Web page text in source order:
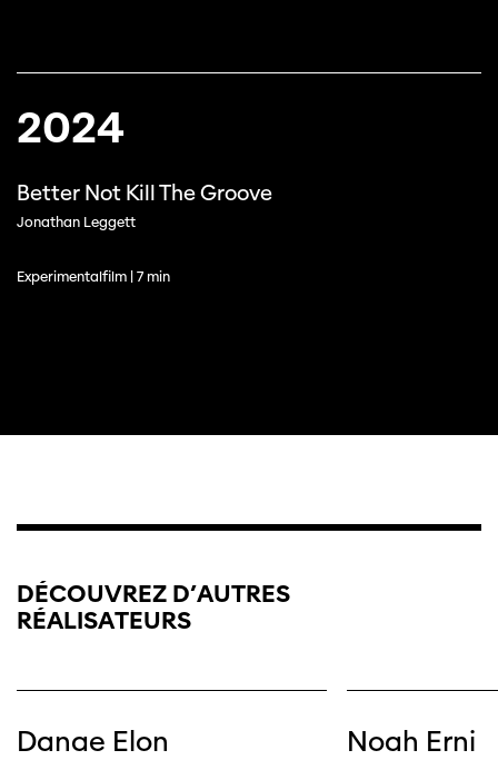
optimale avec Internet Explorer. Veuillez
2024
Better Not Kill The Groove
Jonathan Leggett
Experimentalfilm | 7 min
DÉCOUVREZ D’AUTRES
RÉALISATEURS
Danae Elon Noah Erni